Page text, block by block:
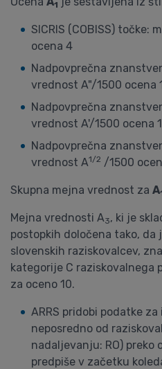
1
SICRIS (COBISS) točke:
ocena 4
Nadpovprečna
vrednost A"/1500 ocena
Nadpovprečna
vrednost A'/1500 ocena 1
Nadpovprečna
vrednost A1/2 /1500
Skupna mejna vrednost za A
Mejna vrednosti A3, ki je
postopkih določena tako,
slovenskih raziskovalcev,
kategorije C raziskovalnega
za oceno 10.
ARRS pridobi podatke
neposredno od
nadaljevanju: RO) preko
predpiše v začetku